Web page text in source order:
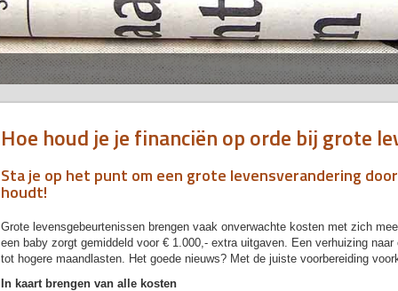
Hoe houd je je financiën op orde bij grote
Sta je op het punt om een grote levensverandering
houdt!
Grote levensgebeurtenissen brengen vaak onverwachte kosten met zich
een baby zorgt gemiddeld voor € 1.000,- extra uitgaven. Een verhuizing
tot hogere maandlasten. Het goede nieuws? Met de juiste voorbereiding
In kaart brengen van alle kosten